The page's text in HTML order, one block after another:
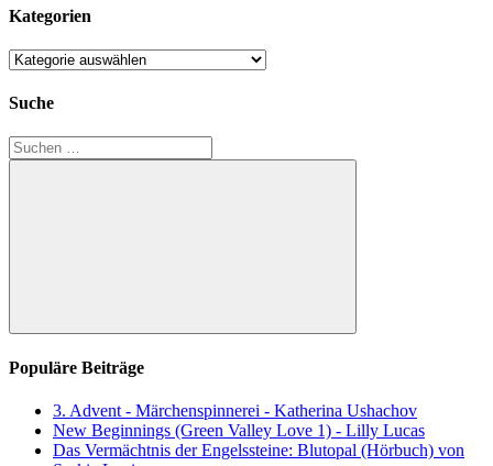
Kategorien
Kategorien
Suche
Suchen
nach:
Suchen
Populäre Beiträge
3. Advent - Märchenspinnerei - Katherina Ushachov
New Beginnings (Green Valley Love 1) - Lilly Lucas
Das Vermächtnis der Engelssteine: Blutopal (Hörbuch) von